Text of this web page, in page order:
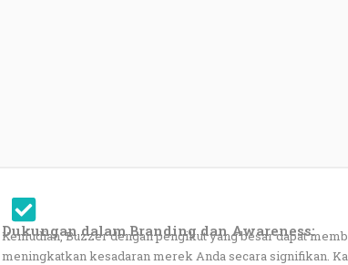
Dukungan dalam Branding dan Awareness:
Kemudian, Buzzer dengan pengikut yang besar dapat
meningkatkan kesadaran merek Anda secara signifikan.